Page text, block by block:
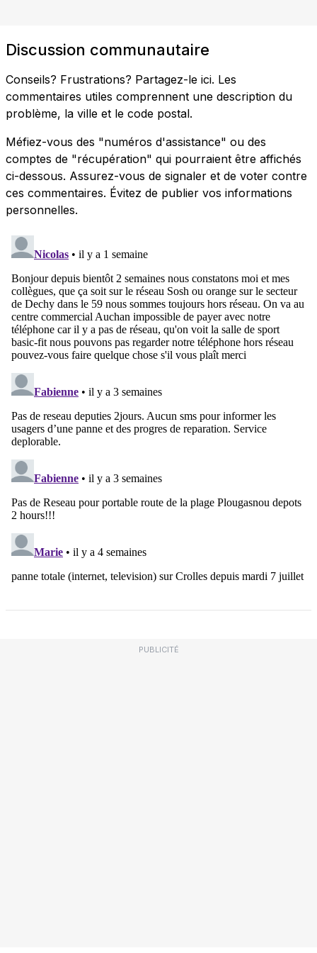
Discussion communautaire
Conseils? Frustrations? Partagez-le ici. Les
commentaires utiles comprennent une description du
problème, la ville et le code postal.
Méfiez-vous des "numéros d'assistance" ou des
comptes de "récupération" qui pourraient être affichés
ci-dessous. Assurez-vous de signaler et de voter contre
ces commentaires. Évitez de publier vos informations
personnelles.
PUBLICITÉ